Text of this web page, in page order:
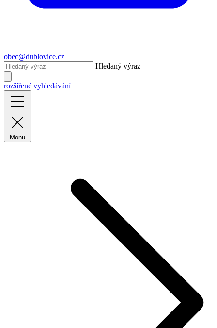
obec@dublovice.cz
Hledaný výraz
rozšířené vyhledávání
Menu